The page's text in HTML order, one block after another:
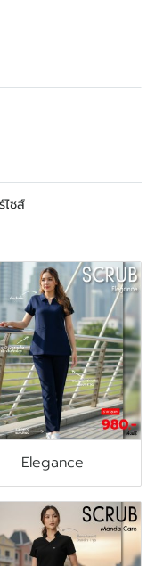
ไซส์
Elegance